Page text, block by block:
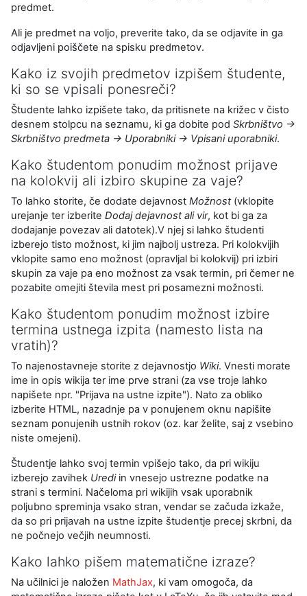
predmet.
Ali je predmet na voljo, preverite tako, da se odjavite in ga
odjavljeni poiščete na spisku predmetov.
Kako iz svojih predmetov izpišem študente,
ki so se vpisali ponesreči?
Študente lahko izpišete tako, da pritisnete na križec v čisto
desnem stolpcu na seznamu, ki ga dobite pod Skrbništvo →
Skrbništvo predmeta → Uporabniki → Vpisani uporabniki.
Kako študentom ponudim možnost prijave
na kolokvij ali izbiro skupine za vaje?
To lahko storite, če dodate dejavnost Možnost(vklopite
urejanje ter izberite Dodaj dejavnost ali vir, kot bi ga za
dodajanje povezav ali datotek).V njej si lahko študenti
izberejo tisto možnost, ki jim najbolj ustreza. Pri kolokvijih
vklopite samo eno možnost (opravljal bi kolokvij) pri izbiri
skupin za vaje pa eno možnost za vsak termin, pri čemer ne
pozabite omejiti števila mest pri posamezni možnosti.
Kako študentom ponudim možnost izbire
termina ustnega izpita (namesto lista na
vratih)?
To najenostavneje storite z dejavnostjo Wiki. Vnesti morate
ime in opis wikija ter ime prve strani (za vse troje lahko
napišete npr. "Prijava na ustne izpite"). Nato za obliko
izberite HTML, nazadnje pa v ponujenem oknu napišite
seznam ponujenih ustnih rokov (oz. kar želite, saj z vsebino
niste omejeni).
Študentje lahko svoj termin vpišejo tako, da pri wikiju
izberejo zavihek Urediin vnesejo ustrezne podatke na
strani s termini. Načeloma pri wikijih vsak uporabnik
poljubno spreminja vsako stran, vendar se začuda izkaže,
da so pri prijavah na ustne izpite študentje precej skrbni, da
ne počnejo večjih neumnosti.
Kako lahko pišem matematične izraze?
Na učilnici je naložen MathJax, ki vam omogoča, da